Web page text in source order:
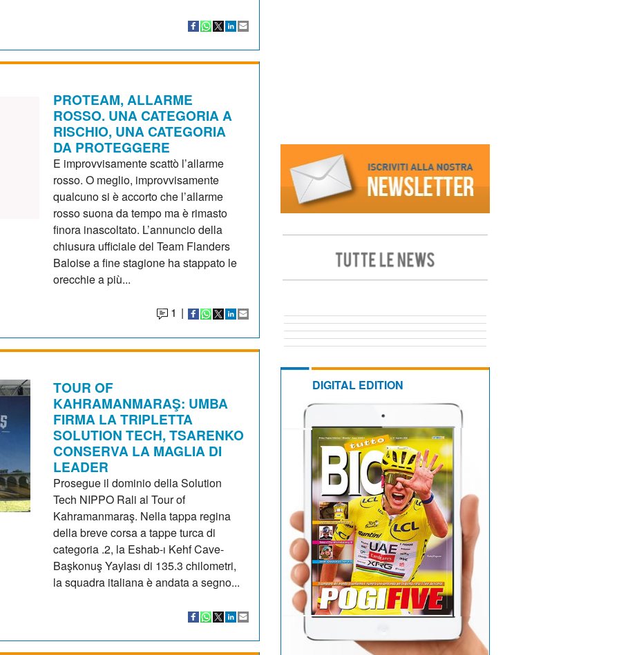
PROTEAM, ALLARME
ROSSO. UNA CATEGORIA A
RISCHIO, UNA CATEGORIA
DA PROTEGGERE
E improvvisamente scattò l’allarme
rosso. O meglio, improvvisamente
qualcuno si è accorto che l’allarme
rosso suona da tempo ma è rimasto
finora inascoltato. L’annuncio della
chiusura ufficiale del Team Flanders
Baloise a fine stagione ha stappato le
orecchie a più...
1 |
TOUR OF
KAHRAMANMARAŞ: UMBA
FIRMA LA TRIPLETTA
SOLUTION TECH, TSARENKO
CONSERVA LA MAGLIA DI
LEADER
Prosegue il dominio della Solution
Tech NIPPO Rali al Tour of
Kahramanmaraş. Nella tappa regina
della breve corsa a tappe turca di
categoria .2, la Eshab-ı Kehf Cave-
Başkonuş Yaylası di 135.3 chilometri,
la squadra italiana è andata a segno...
DIGITAL EDITION